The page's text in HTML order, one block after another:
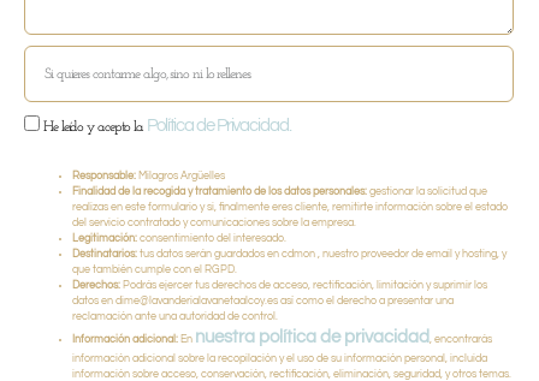
He leído y acepto la Política de Privacidad.
Responsable: Milagros Argüelles
Finalidad de la recogida y tratamiento de los datos personales: gestionar la solicitud que
realizas en este formulario y si, finalmente eres cliente, remitirte información sobre el estado
del servicio contratado y comunicaciones sobre la empresa.
Legitimación: consentimiento del interesado.
Destinatarios: tus datos serán guardados en cdmon , nuestro proveedor de email y hosting, y
que también cumple con el RGPD.
Derechos: Podrás ejercer tus derechos de acceso, rectificación, limitación y suprimir los
datos en dime@lavanderialavanetaalcoy.es así como el derecho a presentar una
reclamación ante una autoridad de control.
Información adicional: En nuestra política de privacidad
, encontrarás
información adicional sobre la recopilación y el uso de su información personal, incluida
información sobre acceso, conservación, rectificación, eliminación, seguridad, y otros temas.